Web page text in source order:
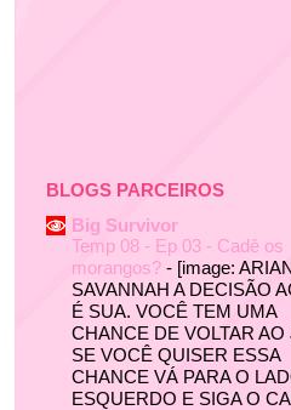
BLOGS PARCEIROS
Big Survivor
Temp 08 - Ep 03 - Cadê os
morangos? - [image:
SAVANNAH A DECISÃO
É SUA. VOCÊ TEM UMA
CHANCE DE VOLTAR AO
SE VOCÊ QUISER ESSA
CHANCE VÁ PARA O
ESQUERDO E SIGA O